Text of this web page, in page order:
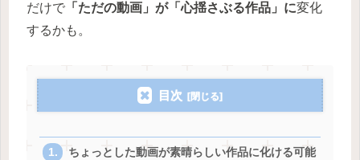
だけで 「ただの動画」が「心揺さぶる作品」に変化
するかも。
目次
ちょっとした動画が素晴らしい作品に化ける可能